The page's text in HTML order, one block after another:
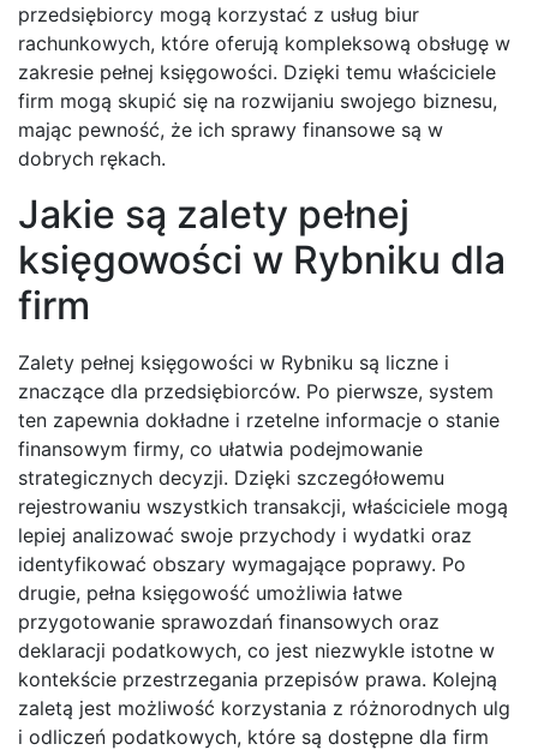
przedsiębiorcy mogą korzystać z usług biur
rachunkowych, które oferują kompleksową obsługę w
zakresie pełnej księgowości. Dzięki temu właściciele
firm mogą skupić się na rozwijaniu swojego biznesu,
mając pewność, że ich sprawy finansowe są w
dobrych rękach.
Jakie są zalety pełnej
księgowości w Rybniku dla
firm
Zalety pełnej księgowości w Rybniku są liczne i
znaczące dla przedsiębiorców. Po pierwsze, system
ten zapewnia dokładne i rzetelne informacje o stanie
finansowym firmy, co ułatwia podejmowanie
strategicznych decyzji. Dzięki szczegółowemu
rejestrowaniu wszystkich transakcji, właściciele mogą
lepiej analizować swoje przychody i wydatki oraz
identyfikować obszary wymagające poprawy. Po
drugie, pełna księgowość umożliwia łatwe
przygotowanie sprawozdań finansowych oraz
deklaracji podatkowych, co jest niezwykle istotne w
kontekście przestrzegania przepisów prawa. Kolejną
zaletą jest możliwość korzystania z różnorodnych ulg
i odliczeń podatkowych, które są dostępne dla firm